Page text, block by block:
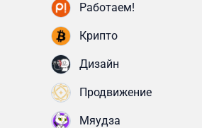
Работаем!
Крипто
Дизайн
Продвижение
Мяудза